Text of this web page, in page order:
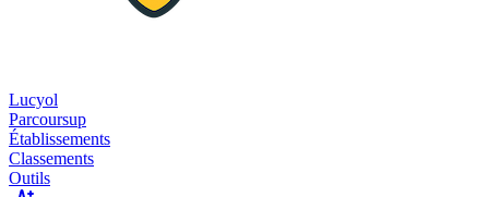
Lucyol
Parcoursup
Établissements
Classements
Outils